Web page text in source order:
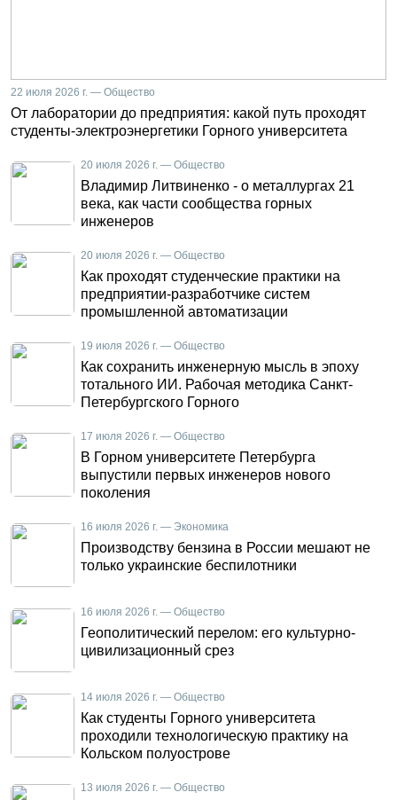
22 июля 2026 г. — Общество
От лаборатории до предприятия: какой путь проходят
студенты-электроэнергетики Горного университета
20 июля 2026 г. — Общество
Владимир Литвиненко - о металлургах 21
века, как части сообщества горных
инженеров
20 июля 2026 г. — Общество
Как проходят студенческие практики на
предприятии-разработчике систем
промышленной автоматизации
19 июля 2026 г. — Общество
Как сохранить инженерную мысль в эпоху
тотального ИИ. Рабочая методика Санкт-
Петербургского Горного
17 июля 2026 г. — Общество
В Горном университете Петербурга
выпустили первых инженеров нового
поколения
16 июля 2026 г. — Экономика
Производству бензина в России мешают не
только украинские беспилотники
16 июля 2026 г. — Общество
Геополитический перелом: его культурно-
цивилизационный срез
14 июля 2026 г. — Общество
Как студенты Горного университета
проходили технологическую практику на
Кольском полуострове
13 июля 2026 г. — Общество